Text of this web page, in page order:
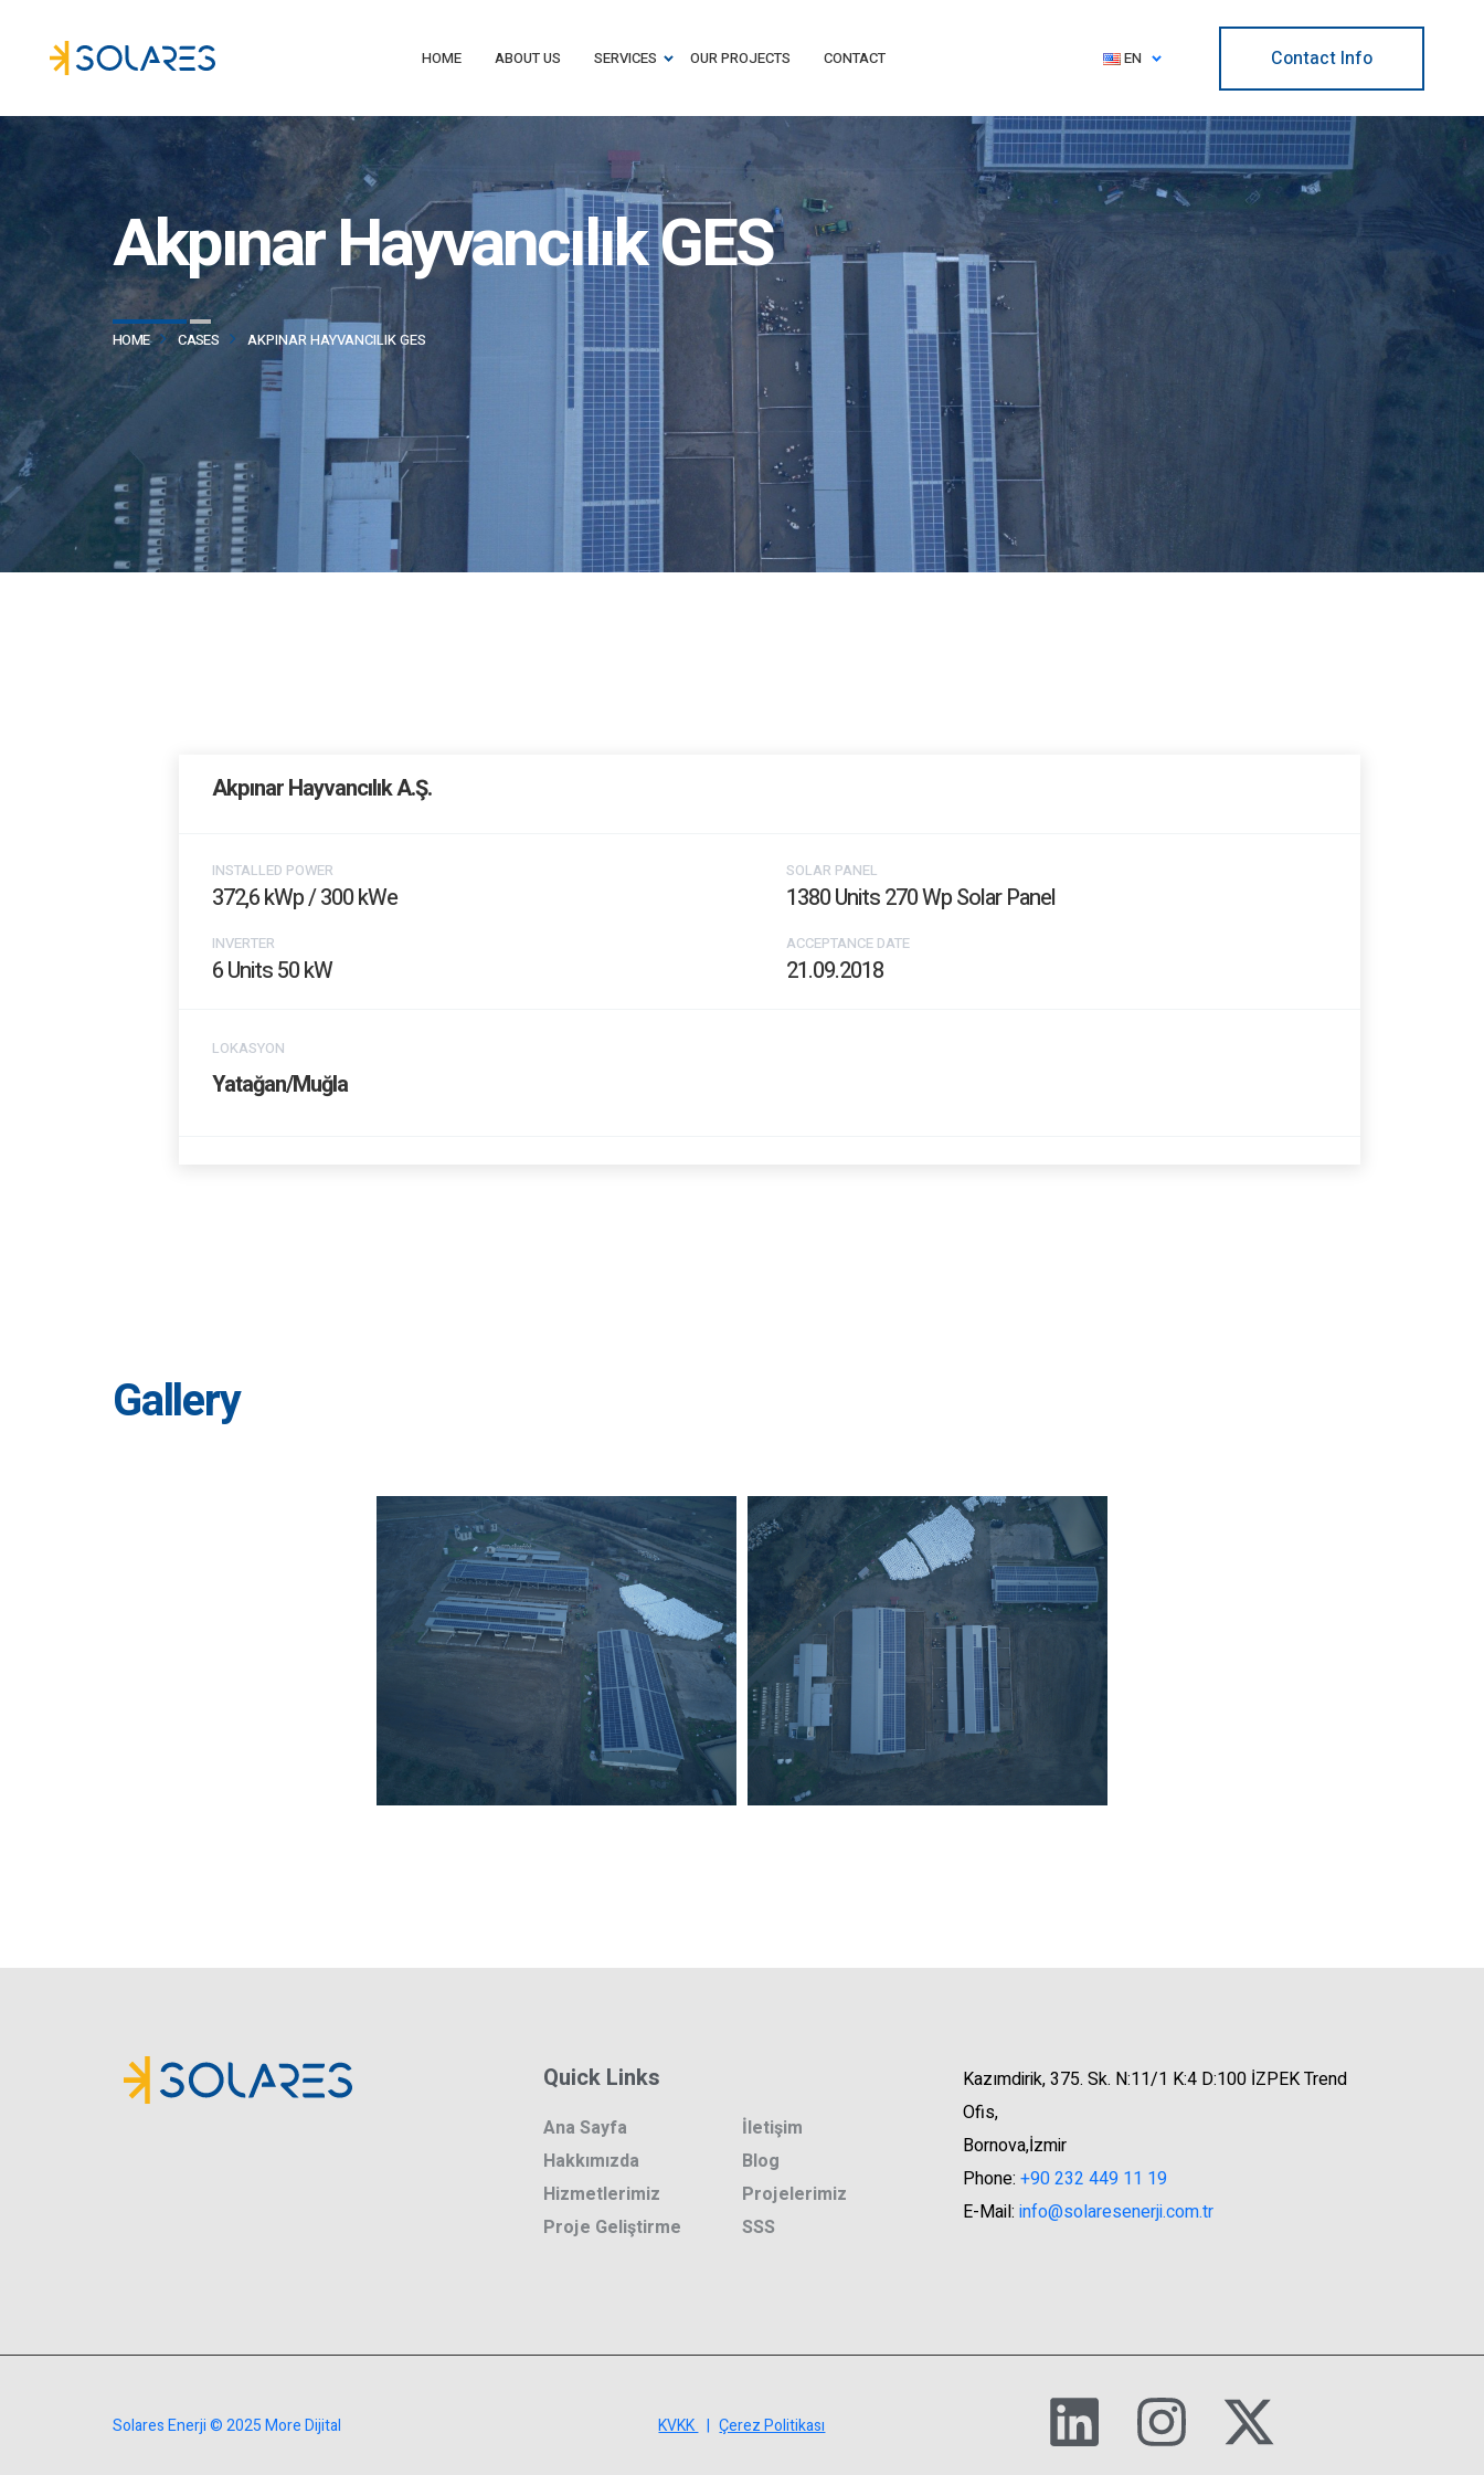
HOME ABOUT US SERVICES OUR PROJECTS CONTACT EN Contact Info
Akpınar Hayvancılık GES
HOME CASES AKPINAR HAYVANCILIK GES
Akpınar Hayvancılık A.Ş.
INSTALLED POWER
372,6 kWp / 300 kWe
SOLAR PANEL
1380 Units 270 Wp Solar Panel
INVERTER
6 Units 50 kW
ACCEPTANCE DATE
21.09.2018
LOKASYON
Yatağan/Muğla
Gallery
Quick Links
Ana Sayfa
İletişim
Hakkımızda
Blog
Hizmetlerimiz
Projelerimiz
Proje Geliştirme
SSS
Kazımdirik, 375. Sk. N:11/1 K:4 D:100 İZPEK Trend
Ofis,
Bornova,İzmir
Phone: +90 232 449 11 19
E-Mail: info@solaresenerji.com.tr
Solares Enerji © 2025 More Dijital KVKK | Çerez Politikası